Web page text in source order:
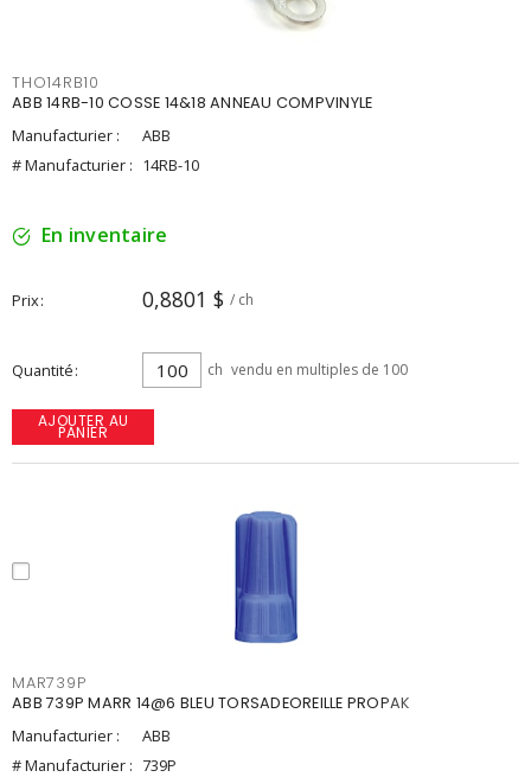
THO14RB10
ABB 14RB-10 COSSE 14&18 ANNEAU COMPVINYLE
Manufacturier :
ABB
# Manufacturier : 14RB-10
En inventaire
Prix 0,8801 $ / ch
Quantité ch vendu en multiples de 100
AJOUTER AU
PANIER
MAR739P
ABB 739P MARR 14@6 BLEU TORSADEOREILLE PROPAK
Manufacturier :
ABB
# Manufacturier : 739P